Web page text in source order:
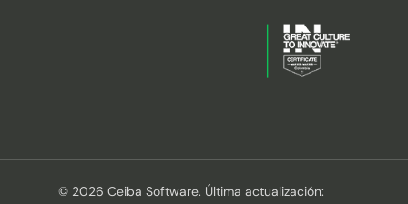
© 2026 Ceiba Software. Última actualización: